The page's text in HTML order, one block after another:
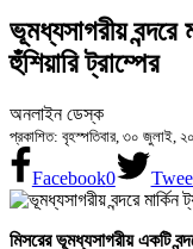
ভূমধ্যসাগরীয় বন্দরে
হুঁশিয়ারি ট্রাম্পের
অনলাইন ডেস্ক
প্রকাশিত: বৃহস্পতিবার, ৩০ জুলাই,
Facebook0
মিসরের ভূমধ্যসাগরীয় একটি